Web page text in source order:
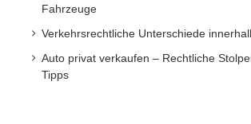
Fahrzeuge
Verkehrsrechtliche Unterschiede
Auto privat verkaufen – Rechtliche
Tipps